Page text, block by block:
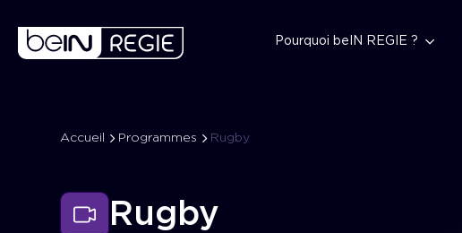
Pourquoi beIN REGIE ?
Accueil Programmes Rugby
Rugby